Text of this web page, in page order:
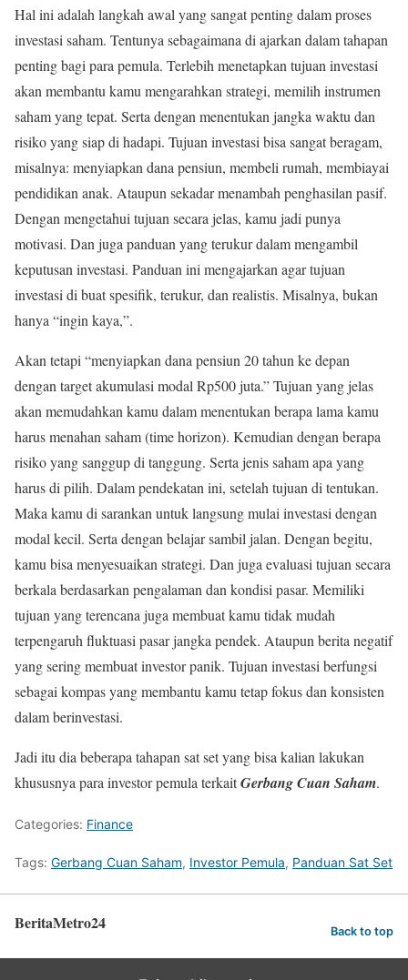
Hal ini adalah langkah awal yang sangat penting dalam proses
investasi saham. Tentunya sebagaimana di ajarkan dalam tahapan
penting bagi para pemula. Terlebih menetapkan tujuan investasi
akan membantu kamu mengarahkan strategi, memilih instrumen
saham yang tepat. Serta dengan menentukan jangka waktu dan
risiko yang siap di hadapi. Tujuan investasi bisa sangat beragam,
misalnya: menyiapkan dana pensiun, membeli rumah, membiayai
pendidikan anak. Ataupun sekadar menambah penghasilan pasif.
Dengan mengetahui tujuan secara jelas, kamu jadi punya
motivasi. Dan juga panduan yang terukur dalam mengambil
keputusan investasi. Panduan ini mengajarkan agar tujuan
investasi di buat spesifik, terukur, dan realistis. Misalnya, bukan
hanya “ingin kaya,”.
Akan tetapi “menyiapkan dana pensiun 20 tahun ke depan
dengan target akumulasi modal Rp500 juta.” Tujuan yang jelas
akan memudahkan kamu dalam menentukan berapa lama kamu
harus menahan saham (time horizon). Kemudian dengan berapa
risiko yang sanggup di tanggung. Serta jenis saham apa yang
harus di pilih. Dalam pendekatan ini, setelah tujuan di tentukan.
Maka kamu di sarankan untuk langsung mulai investasi dengan
modal kecil. Serta dengan belajar sambil jalan. Dengan begitu,
kamu bisa menyesuaikan strategi. Dan juga evaluasi tujuan secara
berkala berdasarkan pengalaman dan kondisi pasar. Memiliki
tujuan yang terencana juga membuat kamu tidak mudah
terpengaruh fluktuasi pasar jangka pendek. Ataupun berita negatif
yang sering membuat investor panik. Tujuan investasi berfungsi
sebagai kompas yang membantu kamu tetap fokus dan konsisten
dalam berinvestasi.
Jadi itu dia beberapa tahapan sat set yang bisa kalian lakukan
khususnya para investor pemula terkaitGerbang Cuan Saham.
Categories: Finance
Tags: Gerbang Cuan Saham, Investor Pemula, Panduan Sat Set
BeritaMetro24 Back to top